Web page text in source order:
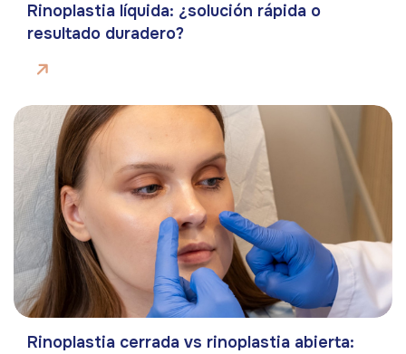
Rinoplastia líquida: ¿solución rápida o
resultado duradero?
Rinoplastia cerrada vs rinoplastia abierta: